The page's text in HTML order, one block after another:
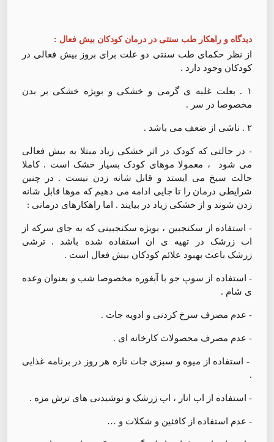
دیدگاه و راهکار طب سنتی در درمان کودکان بیش فعال :
از نظر حکمای طب سنتی دو علت برای بروز بیش فعالی در
کودکان وجود دارد .
۱ . بعلت غلبه ی گرمی و خشکی و بویژه خشکی بر بدن
مخصوصا در سر .
۲ . ناشی از ضعف می باشد .
- در حالتی که کودک در اثر خشکی زیاد مبتلا به بیش فعالی
می شود ، معمولا موهای کودک بسیار خشک است . کاملا
حالت سیخ می ایستد و قابل شانه زدن نیست . در چنین
شرایطی درمان را تا جایی ادامه می دهیم که موها قابل شانه
زدن شوند و از خشکی زیاد در بیایند . اما راهکارهای درمانی :
- استفاده از سکنجبین ، بویژه سکنجبینی که به جای سرکه از
اب زرشک در تهیه ی ان استفاده شده باشد . ترشی
زرشک باعث بهبود علائم کودکان بیش فعال است .
- استفاده از سوپ‌ جو با آبغوره مخصوصا شب و بعنوان وعده
ی شام .
- عدم مصرف سرخ کردنی و ادویه جات .
- عدم مصرف محصولات کارخانه ای .
- استفاده از میوه و سبزی جات تازه هر روز در برنامه غذایی
.
- استفاده از اب انار ، اب زرشک و نوشیدنی های ترش مزه .
- عدم استفاده از کافئین و شکلات و …